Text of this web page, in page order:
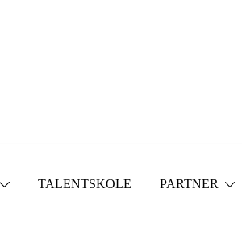
TALENTSKOLE PARTNER